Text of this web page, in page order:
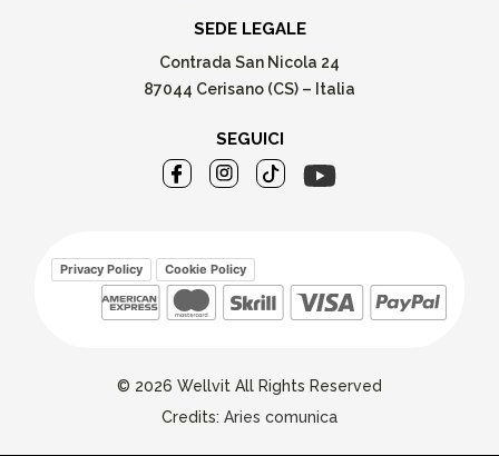
SEDE LEGALE
Contrada San Nicola 24
87044 Cerisano (CS) – Italia
SEGUICI
Privacy Policy Cookie Policy
© 2026 Wellvit All Rights Reserved
Credits: Aries comunica